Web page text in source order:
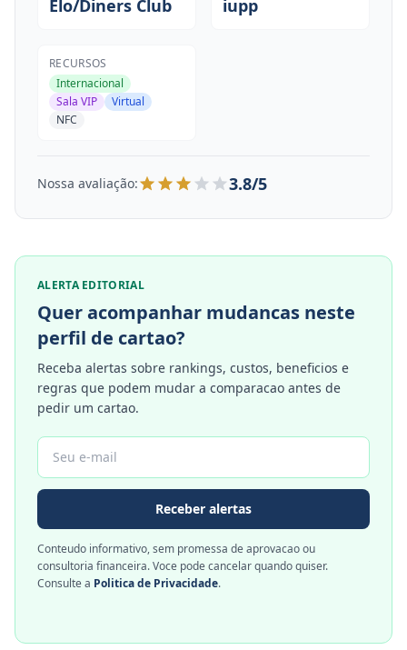
Elo/Diners Club iupp
RECURSOS
Internacional
Sala VIP
Virtual
NFC
Nossa avaliação: 3.8/5
ALERTA EDITORIAL
Quer acompanhar mudancas neste
perfil de cartao?
Receba alertas sobre rankings, custos, beneficios e
regras que podem mudar a comparacao antes de
pedir um cartao.
Receber alertas
Conteudo informativo, sem promessa de aprovacao ou
consultoria financeira. Voce pode cancelar quando quiser.
Consulte a Politica de Privacidade.